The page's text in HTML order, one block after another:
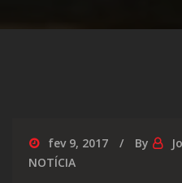
fev 9, 2017 By
NOTÍCIA